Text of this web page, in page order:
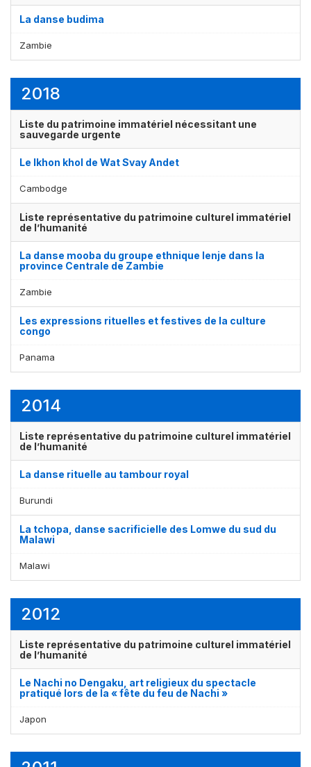
La danse budima
Zambie
2018
Liste du patrimoine immatériel nécessitant une
sauvegarde urgente
Le lkhon khol de Wat Svay Andet
Cambodge
Liste représentative du patrimoine culturel immatériel
de l’humanité
La danse mooba du groupe ethnique lenje dans la
province Centrale de Zambie
Zambie
Les expressions rituelles et festives de la culture
congo
Panama
2014
Liste représentative du patrimoine culturel immatériel
de l’humanité
La danse rituelle au tambour royal
Burundi
La tchopa, danse sacrificielle des Lomwe du sud du
Malawi
Malawi
2012
Liste représentative du patrimoine culturel immatériel
de l’humanité
Le Nachi no Dengaku, art religieux du spectacle
pratiqué lors de la « fête du feu de Nachi »
Japon